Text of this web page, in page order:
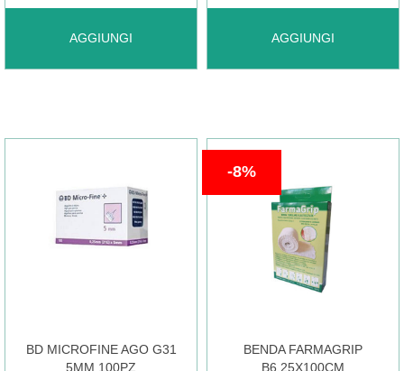
AGGIUNGI
AGGIUNGI BALANIL
CARRELLO
AGGIUNGI
AGGIUNGI
BD MICROFINE AGO G31
5MM 100PZ
BENDA FARMAGRIP
B6,25X100CM
8%